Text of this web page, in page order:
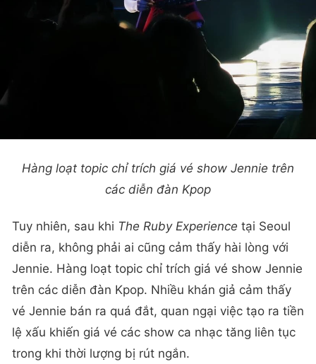
Hàng loạt topic chỉ trích giá vé show Jennie trên
các diễn đàn Kpop
Tuy nhiên, sau khi The Ruby Experience tại Seoul
diễn ra, không phải ai cũng cảm thấy hài lòng với
Jennie. Hàng loạt topic chỉ trích giá vé show Jennie
trên các diễn đàn Kpop. Nhiều khán giả cảm thấy
vé Jennie bán ra quá đắt, quan ngại việc tạo ra tiền
lệ xấu khiến giá vé các show ca nhạc tăng liên tục
trong khi thời lượng bị rút ngắn.